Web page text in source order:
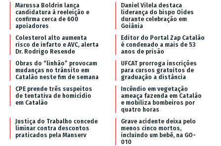
Marussa Boldrin lança
candidatura à reeleição e
confirma cerca de 600
apoiadores
Daniel Vilela destaca
liderança do bispo Oídes
durante celebração em
Goiânia
Colesterol alto aumenta
risco de infarto e AVC, alerta
Dr. Rodrigo Resende
Editor do Portal Zap Catalão
é condenado a mais de 53
anos de prisão
Obras do “linhão” provocam
mudanças no trânsito em
Catalão neste fim de semana
UFCAT prorroga inscrições
para cursos gratuitos de
graduação a distância
CPE prende três suspeitos
de tentativa de homicídio
em Catalão
Incêndio em vegetação
ameaça fazenda em Catalão
e mobiliza bombeiros por
quatro horas
Justiça do Trabalho concede
liminar contra descontos
praticados pela Manserv
Grave acidente deixa pelo
menos cinco mortos,
incluindo um bebê, na GO-
010